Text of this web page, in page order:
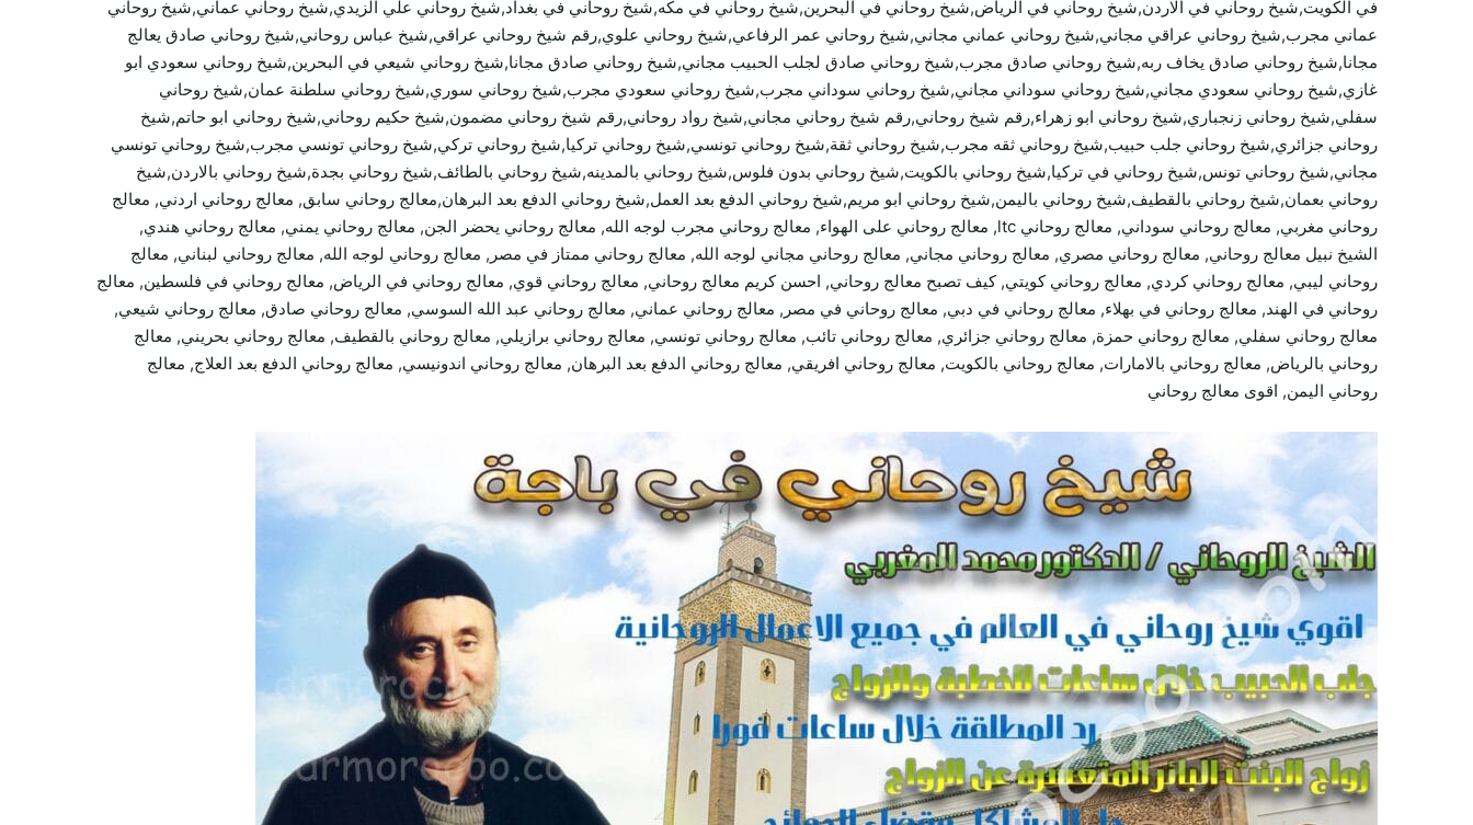
في الكويت,شيخ روحاني في الاردن,شيخ روحاني في الرياض,شيخ روحاني في البحرين,شيخ روحاني في مكه,شيخ روحاني في بغداد,شيخ روحاني علي الزيدي,شيخ روحاني عماني,شيخ روحاني
عماني مجرب,شيخ روحاني عراقي مجاني,شيخ روحاني عماني مجاني,شيخ روحاني عمر الرفاعي,شيخ روحاني علوي,رقم شيخ روحاني عراقي,شيخ عباس روحاني,شيخ روحاني صادق يعالج
مجانا,شيخ روحاني صادق يخاف ربه,شيخ روحاني صادق مجرب,شيخ روحاني صادق لجلب الحبيب مجاني,شيخ روحاني صادق مجانا,شيخ روحاني شيعي في البحرين,شيخ روحاني سعودي ابو
غازي,شيخ روحاني سعودي مجاني,شيخ روحاني سوداني مجاني,شيخ روحاني سوداني مجرب,شيخ روحاني سعودي مجرب,شيخ روحاني سوري,شيخ روحاني سلطنة عمان,شيخ روحاني
سفلي,شيخ روحاني زنجباري,شيخ روحاني ابو زهراء,رقم شيخ روحاني,رقم شيخ روحاني مجاني,شيخ رواد روحاني,رقم شيخ روحاني مضمون,شيخ حكيم روحاني,شيخ روحاني ابو حاتم,شيخ
روحاني جزائري,شيخ روحاني جلب حبيب,شيخ روحاني ثقه مجرب,شيخ روحاني ثقة,شيخ روحاني تونسي,شيخ روحاني تركيا,شيخ روحاني تركي,شيخ روحاني تونسي مجرب,شيخ روحاني تونسي
مجاني,شيخ روحاني تونس,شيخ روحاني في تركيا,شيخ روحاني بالكويت,شيخ روحاني بدون فلوس,شيخ روحاني بالمدينه,شيخ روحاني بالطائف,شيخ روحاني بجدة,شيخ روحاني بالاردن,شيخ
روحاني بعمان,شيخ روحاني بالقطيف,شيخ روحاني باليمن,شيخ روحاني ابو مريم,شيخ روحاني الدفع بعد العمل,شيخ روحاني الدفع بعد البرهان,معالج روحاني سابق, معالج روحاني اردني, معالج
روحاني مغربي, معالج روحاني سوداني, معالج روحاني ltc, معالج روحاني على الهواء, معالج روحاني مجرب لوجه الله, معالج روحاني يحضر الجن, معالج روحاني يمني, معالج روحاني هندي,
الشيخ نبيل معالج روحاني, معالج روحاني مصري, معالج روحاني مجاني, معالج روحاني مجاني لوجه الله, معالج روحاني ممتاز في مصر, معالج روحاني لوجه الله, معالج روحاني لبناني, معالج
روحاني ليبي, معالج روحاني كردي, معالج روحاني كويتي, كيف تصبح معالج روحاني, احسن كريم معالج روحاني, معالج روحاني قوي, معالج روحاني في الرياض, معالج روحاني في فلسطين, معالج
روحاني في الهند, معالج روحاني في بهلاء, معالج روحاني في دبي, معالج روحاني في مصر, معالج روحاني عماني, معالج روحاني عبد الله السوسي, معالج روحاني صادق, معالج روحاني شيعي,
معالج روحاني سفلي, معالج روحاني حمزة, معالج روحاني جزائري, معالج روحاني تائب, معالج روحاني تونسي, معالج روحاني برازيلي, معالج روحاني بالقطيف, معالج روحاني بحريني, معالج
روحاني بالرياض, معالج روحاني بالامارات, معالج روحاني بالكويت, معالج روحاني افريقي, معالج روحاني الدفع بعد البرهان, معالج روحاني اندونيسي, معالج روحاني الدفع بعد العلاج, معالج
روحاني اليمن, اقوى معالج روحاني